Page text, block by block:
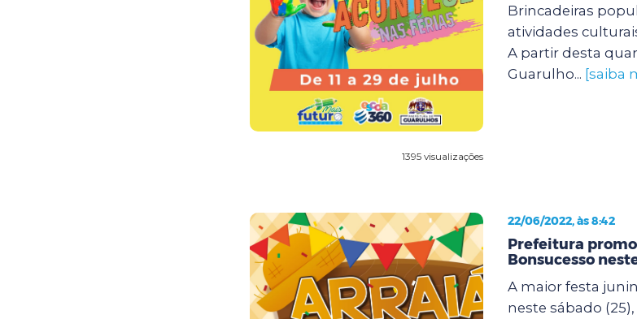
1395 visualizações
Brincadeiras
atividades
A partir desta
Guarulho... [saiba
22/06/2022, às 8:42
Prefeitura
Bonsucesso
A maior festa
neste sábado (25),